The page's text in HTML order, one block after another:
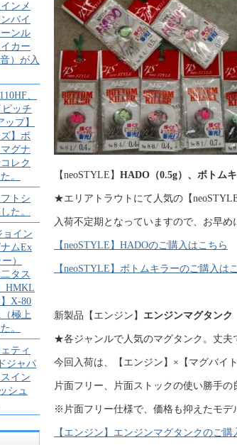
【neoSTYLE】 HADO（0.5g）、ボトムキ
★エリアトラウトにて人気の【
入荷不定期となっていますので、お早め
【neoSTYLE】HADOのご購入はこちら
【neoSTYLE】ボトムキラーのご購入は
新製品【エンジン】 エンジンマグタンク
★各ジャンルで人気のマグタンク。丈夫
今回入荷は、【エンジン】×【マグバイ
片面フリー、片面ストックの使い勝手の
※片面フリー仕様で、価格も抑えたモデ
【エンジン】エンジンマグタンクのご購
ンメ
バイ
ンル
カー
）が入
、
ピッチ
プ】
】ボ
グナ
レク
。
トシ
た。
ョイン
ムEx
）
タス
HMKL
X-80
極上
。
ティ
ジャパ
イン
シュ